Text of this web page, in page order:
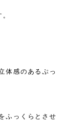
体感のあるぷっ
ふっくらとさせ